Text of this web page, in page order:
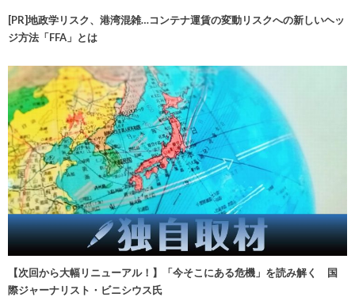
[PR]地政学リスク、港湾混雑…コンテナ運賃の変動リスクへの新しいヘッ
ジ方法「FFA」とは
【次回から大幅リニューアル！】「今そこにある危機」を読み解く 国
際ジャーナリスト・ビニシウス氏